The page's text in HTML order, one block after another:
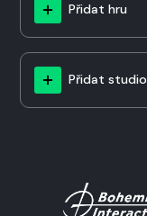
Přidat hru
Přidat studio